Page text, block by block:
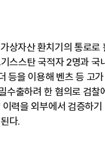
상자산 환치기의 통로로
스스탄 국적자 2명과 국
등을 이용해 벤츠 등 고
수출하려 한 혐의로 검찰
력을 외부에서 검증하
다.